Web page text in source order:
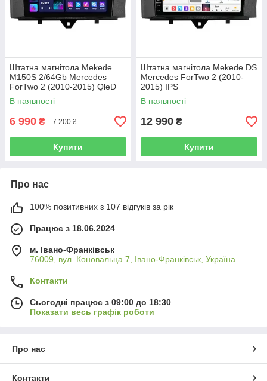
Штатна магнітола Mekede
M150S 2/64Gb Mercedes
ForTwo 2 (2010-2015) QleD
В наявності
6 990 ₴ 7 200 ₴
Купити
Штатна магнітола Mekede DS
Mercedes ForTwo 2 (2010-
2015) IPS
В наявності
12 990 ₴
Купити
Про нас
100% позитивних з 107 відгуків за рік
Працює з 18.06.2024
м. Івано-Франківськ
76009, вул. Коновальца 7, Івано-Франківськ, Україна
Контакти
Сьогодні працює з 09:00 до 18:30
Показати весь графік роботи
Про нас
Контакти